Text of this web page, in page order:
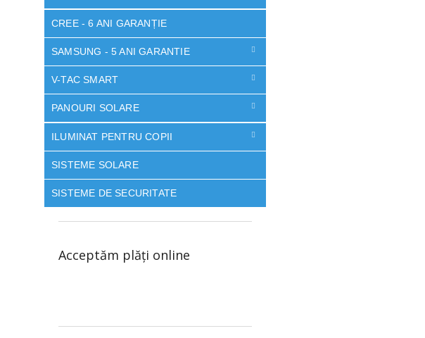
CREE - 6 ANI GARANȚIE
SAMSUNG - 5 ANI GARANTIE
V-TAC SMART
PANOURI SOLARE
ILUMINAT PENTRU COPII
SISTEME SOLARE
SISTEME DE SECURITATE
Acceptăm plăţi online